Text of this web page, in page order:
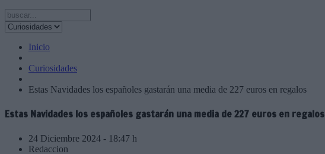
Inicio
Curiosidades
Estas Navidades los españoles gastarán una media de 227 euros en regalos
Estas Navidades los españoles gastarán una media de 227 euros en regalos
24 Diciembre 2024 - 18:47 h
Redaccion